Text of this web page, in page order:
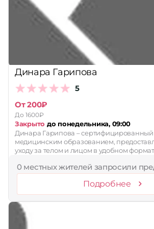
Принимает сертификаты
Сбросить
Динара Гарипова
5
От 200₽
До 1600₽
Закрыто до понедельника, 09:00
Динара Гарипова – сертифицированный
медицинским образованием,
уходу за телом и лицом в удобном
0 местных жителей запросили
Подробнее